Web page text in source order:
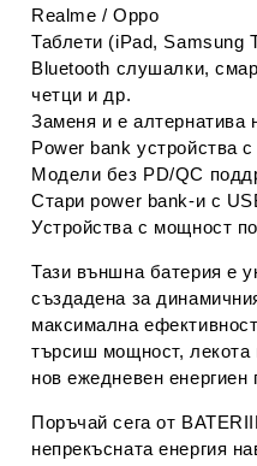
Realme / Oppo
Таблети (iPad, Samsung
Bluetooth слушалки,
четци и др.
Заменя и е алтернатива
Power bank устройства
Модели без PD/QC
Стари power bank‑и с
Устройства с мощност
Тази външна батерия е
създадена за
максимална
търсиш мощност, лекота
нов ежедневен енергиен
Поръчай сега от
непрекъсната енергия